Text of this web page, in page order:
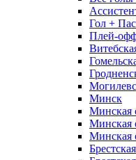
Гол +
Плей-
Минск
Mинская
Минская
Минская